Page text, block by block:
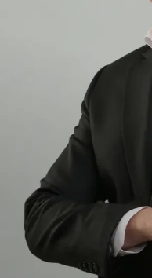
การกำกับดูแลกิจก
ข่าวสารและกิจกรรม
ร่วมงานกับเรา
ติดต่อเรา